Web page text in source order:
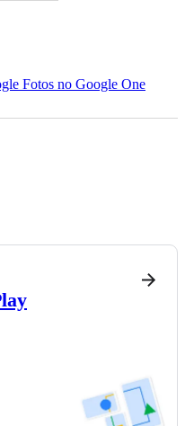
Fotos no Google One